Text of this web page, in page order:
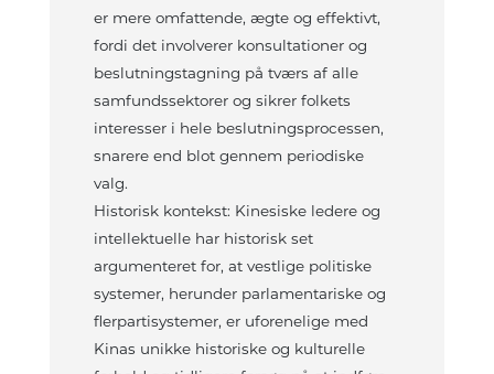
er mere omfattende, ægte og effektivt,
fordi det involverer konsultationer og
beslutningstagning på tværs af alle
samfundssektorer og sikrer folkets
interesser i hele beslutningsprocessen,
snarere end blot gennem periodiske
valg.
Historisk kontekst: Kinesiske ledere og
intellektuelle har historisk set
argumenteret for, at vestlige politiske
systemer, herunder parlamentariske og
flerpartisystemer, er uforenelige med
Kinas unikke historiske og kulturelle